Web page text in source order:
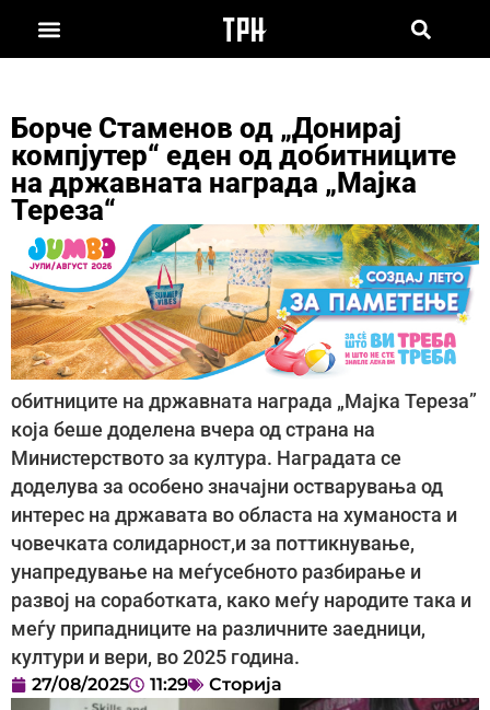
Борче Стаменов од „Донирај
компјутер“ еден од добитниците
на државната награда „Мајка
Тереза“
обитниците на државната награда „Мајка Тереза”
која беше доделена вчера од страна на
Министерството за култура. Наградата се
доделува за особено значајни остварувања од
интерес на државата во областа на хуманоста и
човечката солидарност,и за поттикнување,
унапредување на меѓусебното разбирање и
развој на соработката, како меѓу народите така и
меѓу припадниците на различните заедници,
култури и вери, во 2025 година.
27/08/2025 11:29 Сторија